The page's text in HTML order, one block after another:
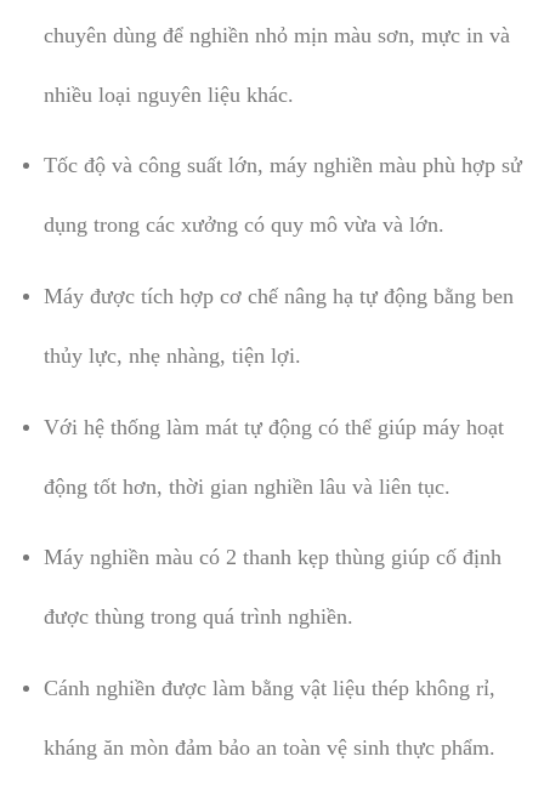
chuyên dùng để nghiền nhỏ mịn màu sơn, mực in và
nhiều loại nguyên liệu khác.
Tốc độ và công suất lớn, máy nghiền màu phù hợp sử
dụng trong các xưởng có quy mô vừa và lớn.
Máy được tích hợp cơ chế nâng hạ tự động bằng ben
thủy lực, nhẹ nhàng, tiện lợi.
Với hệ thống làm mát tự động có thể giúp máy hoạt
động tốt hơn, thời gian nghiền lâu và liên tục.
Máy nghiền màu có 2 thanh kẹp thùng giúp cố định
được thùng trong quá trình nghiền.
Cánh nghiền được làm bằng vật liệu thép không rỉ,
kháng ăn mòn đảm bảo an toàn vệ sinh thực phẩm.